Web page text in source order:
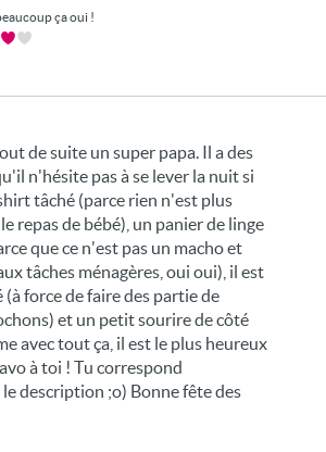
ça oui !
de suite un super papa. Il a des
n'hésite pas à se lever la nuit si
tâché (parce rien n'est plus
repas de bébé), un panier de linge
que ce n'est pas un macho et
tâches ménagères, oui oui), il est
(à force de faire des partie de
et un petit sourire de côté
avec tout ça, il est le plus heureux
à toi ! Tu correspond
description ;o) Bonne fête des